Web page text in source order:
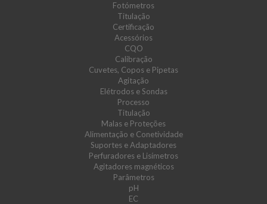
Fotómetros
Titulação
Certificação
Acessórios
CQO
Calibração
Cuvetes, Copos e Pipetas
Agitação
Elétrodos e Sondas
Processo
Titulação
Malas e Proteções
Alimentação e Conetividade
Suportes e Adaptadores
Perfuradores e Lisímetros
Agitadores magnéticos
Parâmetros
pH
EC